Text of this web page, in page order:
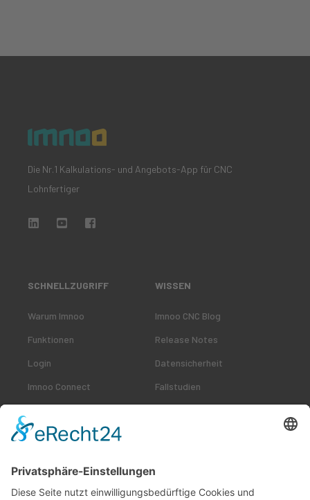
Die Nr.1 Kalkulations- und Angebots-App für CNC
Lohnfertiger
SCHNELLZUGRIFF
Warum Imnoo
Funktionen
Login
Imnoo Connect
WISSEN
Imnoo CNC Blog
Release Notes
Datensicherheit
Fallstudien
ÜBER IMNOO
Unsere Kunden